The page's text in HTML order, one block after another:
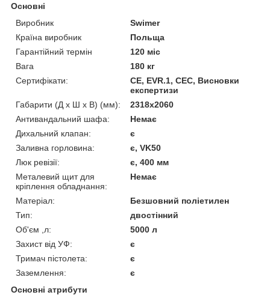
Основні
Виробник
Swimer
Країна виробник
Польща
Гарантійний термін
120 міс
Вага
180 кг
Сертифікати:
CE, EVR.1, СЕС, Висновки
експертизи
Габарити (Д x Ш x В) (мм):
2318х2060
Антивандальний шафа:
Немає
Дихальний клапан:
є
Заливна горловина:
є, VK50
Люк ревізії:
є, 400 мм
Металевий щит для
кріплення обладнання:
Немає
Матеріал:
Безшовний поліетилен
Тип:
двостінний
Об'єм ,л:
5000 л
Захист від УФ:
є
Тримач пістолета:
є
Заземлення:
є
Основні атрибути